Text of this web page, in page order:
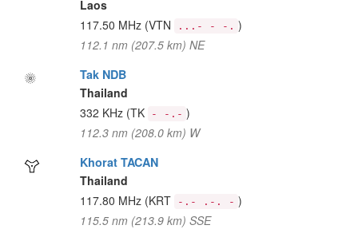
Laos
117.50 MHz (VTN ...- - -. )
112.1 nm (207.5 km) NE
Tak NDB
Thailand
332 KHz (TK - -.- )
112.3 nm (208.0 km) W
Khorat TACAN
Thailand
117.80 MHz (KRT -.- .-. - )
115.5 nm (213.9 km) SSE